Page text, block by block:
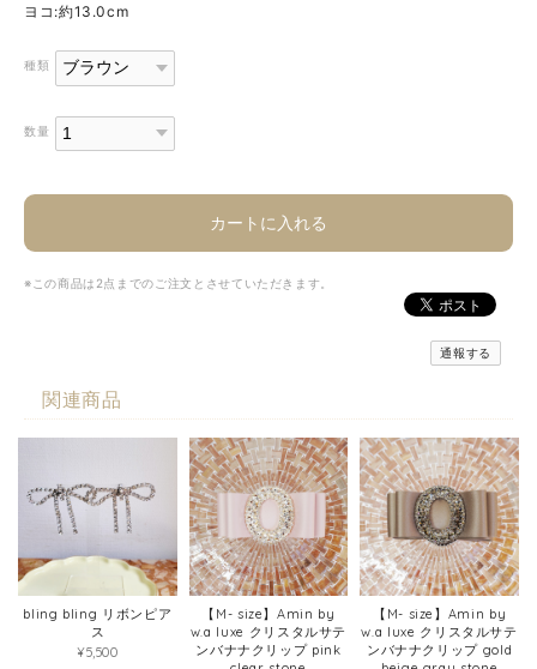
ヨコ:約13.0cm
種類
数量
カートに入れる
※この商品は2点までのご注文とさせていただきます。
通報する
関連商品
bling bling リボンピア
ス
¥5,500
【M- size】Amin by
w.a luxe クリスタルサテ
ンバナナクリップ pink
【M- size】Amin by
w.a luxe クリスタルサテ
ンバナナクリップ gold